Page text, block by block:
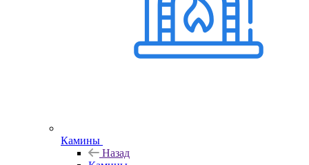
Камины
Назад